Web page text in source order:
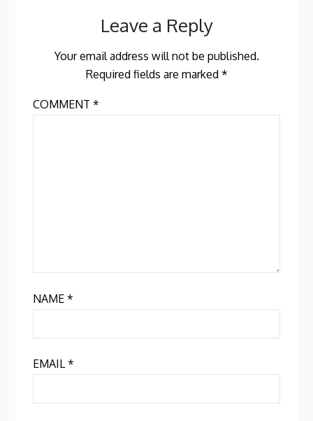
Leave a Reply
Your email address will not be published.
Required fields are marked *
COMMENT*
NAME*
EMAIL*